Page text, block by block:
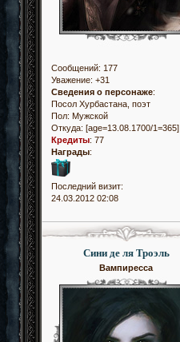
Сообщений: 177
Уважение: +31
Сведения о персонаже:
Посол Хурбастана, поэт
Пол: Мужской
Откуда: [age=13.08.1700/1=365]
Кредиты: 77
Награды:
Последний визит:
24.03.2012 02:08
Сини де ля Троэль
Вампиресса